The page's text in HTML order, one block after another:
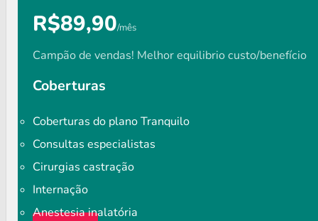
R$89,90/mês
Campão de vendas! Melhor equilibrio custo/benefício
Coberturas
Coberturas do plano Tranquilo
Consultas especialistas
Cirurgias castração
Internação
Anestesia inalatória